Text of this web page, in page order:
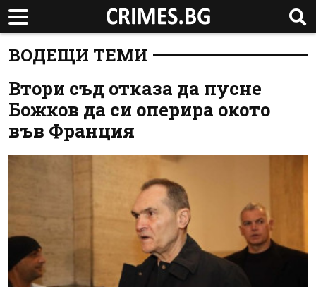
ВОДЕЩИ ТЕМИ
Втори съд отказа да пусне
Божков да си оперира окото
във Франция